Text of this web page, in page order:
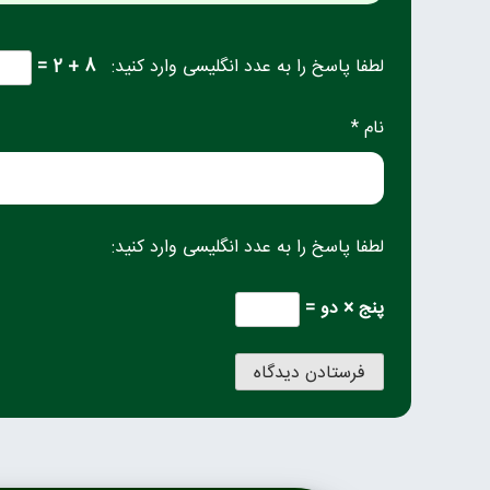
لطفا پاسخ را به عدد انگلیسی وارد کنید: 8 + 2 =
نام *
لطفا پاسخ را به عدد انگلیسی وارد کنید:
پنج × دو =